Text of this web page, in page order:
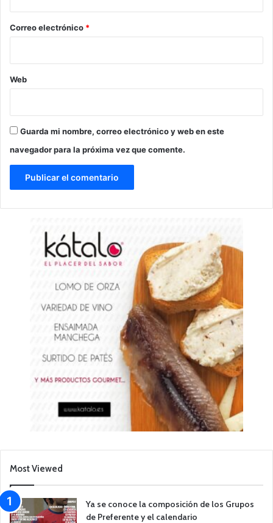
*
Correo electrónico *
Web
Guarda mi nombre, correo electrónico y web en este
navegador para la próxima vez que comente.
Most Viewed
Ya se conoce la composición de los Grupos
de Preferente y el calendario